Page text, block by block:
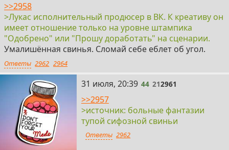
>>2958
>Лукас исполнительный продюсер в ВК. К креативу он
имеет отношение только на уровне штампика
"Одобрено" или "Прошу доработать" на сценарии.
Умалишённая свинья. Сломай себе еблет об угол.
Ответы 2962 2964
44
31 июля, 20:39 44 212961
>>2957
>источник: больные фантазии
тупой сифозной свиньи
Ответы 2962